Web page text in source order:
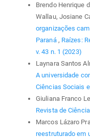
Brendo Henrique
Wallau, Josiane
organizações
Paraná , Raízes:
v. 43 n. 1 (2023)
Laynara Santos
A universidade
Ciências Sociais
Giuliana Franco
Revista de
Marcos Lázaro
reestruturado em